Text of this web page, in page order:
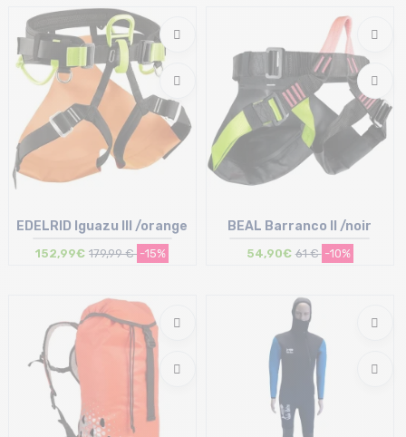
0 | 1 | 2 | 3 | 4 | 6
Taille en stock
1 | 2
EDELRID Iguazu III /orange
152,99€ 179,99 € -15%
Taille en stock
T.U
BEAL Barranco II /noir
54,90€ 61 € -10%